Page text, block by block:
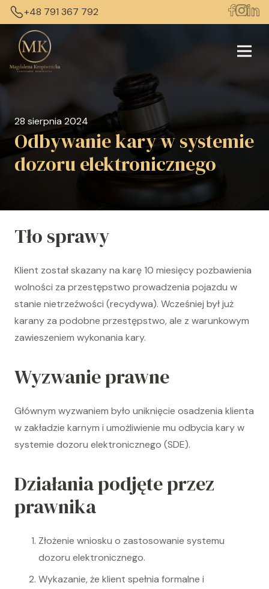
+48 791 367 792
28 sierpnia 2024
Odbywanie kary w systemie
dozoru elektronicznego
Tło sprawy
Klient został skazany na karę 10 miesięcy pozbawienia
wolności za przestępstwo prowadzenia pojazdu w
stanie nietrzeźwości (recydywa). Wcześniej był już
karany za podobne przestępstwo, ale z warunkowym
zawieszeniem wykonania kary.
Wyzwanie prawne
Głównym wyzwaniem było uniknięcie osadzenia klienta
w zakładzie karnym i umożliwienie mu odbycia kary w
systemie dozoru elektronicznego (SDE).
Działania podjęte przez
prawnika
Złożenie wniosku o zastosowanie systemu
dozoru elektronicznego.
Wykazanie, że klient spełnia formalne i